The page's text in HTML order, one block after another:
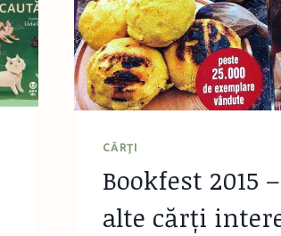
CĂRŢI
Bookfest 2015
alte cărți